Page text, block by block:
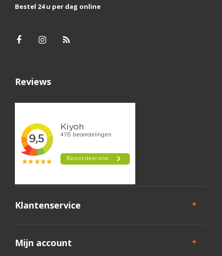
Bestel 24 u per dag online
Reviews
Klantenservice
Mijn account